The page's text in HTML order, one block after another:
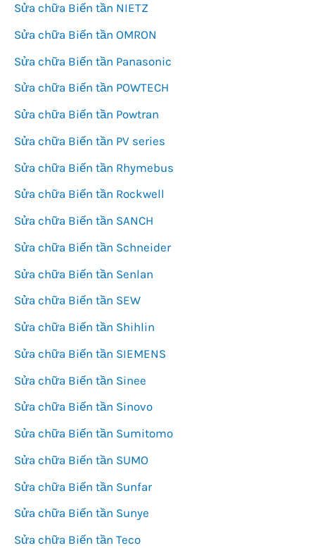
Sửa chữa Biến tần NIETZ
Sửa chữa Biến tần OMRON
Sửa chữa Biến tần Panasonic
Sửa chữa Biến tần POWTECH
Sửa chữa Biến tần Powtran
Sửa chữa Biến tần PV series
Sửa chữa Biến tần Rhymebus
Sửa chữa Biến tần Rockwell
Sửa chữa Biến tần SANCH
Sửa chữa Biến tần Schneider
Sửa chữa Biến tần Senlan
Sửa chữa Biến tần SEW
Sửa chữa Biến tần Shihlin
Sửa chữa Biến tần SIEMENS
Sửa chữa Biến tần Sinee
Sửa chữa Biến tần Sinovo
Sửa chữa Biến tần Sumitomo
Sửa chữa Biến tần SUMO
Sửa chữa Biến tần Sunfar
Sửa chữa Biến tần Sunye
Sửa chữa Biến tần Teco